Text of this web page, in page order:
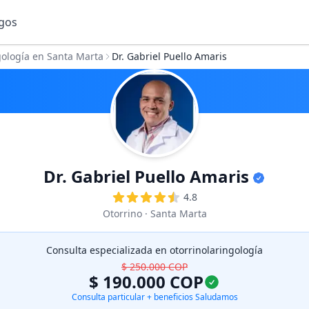
en Santa Marta Dr. Gabriel Puello Amaris
Dr. Gabriel Puello Amaris
4.8
Otorrino· Santa Marta
Consulta especializada en otorrinolaringología
$ 250.000COP
$ 190.000 COP
Consulta particular + beneficios Saludamos